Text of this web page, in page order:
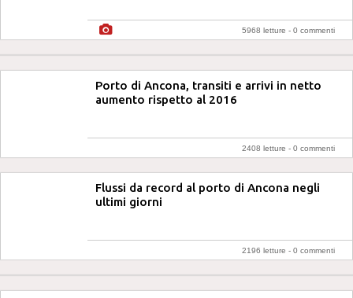
5968 letture - 0 commenti
Porto di Ancona, transiti e arrivi in netto
aumento rispetto al 2016
2408 letture - 0 commenti
Flussi da record al porto di Ancona negli
ultimi giorni
2196 letture - 0 commenti